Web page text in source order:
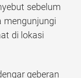
sebelum
mengunjungi
di lokasi
geberan